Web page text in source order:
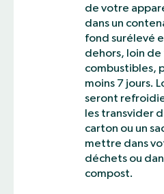
de votre
dans un
fond surélevé
dehors, loin
combustibles,
moins 7 jours.
seront
les transvider
carton ou un
mettre dans
déchets ou
compost.